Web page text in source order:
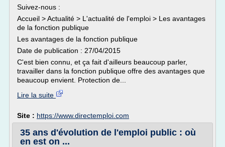
Suivez-nous :
Accueil > Actualité > L'actualité de l'emploi > Les avantages
de la fonction publique
Les avantages de la fonction publique
Date de publication : 27/04/2015
C'est bien connu, et ça fait d'ailleurs beaucoup parler,
travailler dans la fonction publique offre des avantages que
beaucoup envient. Protection de...
Lire la suite
Site : https://www.directemploi.com
35 ans d'évolution de l'emploi public : où
en est on ...